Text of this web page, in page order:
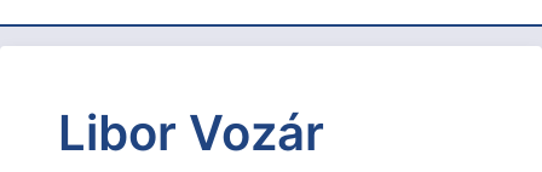
Libor Vozár